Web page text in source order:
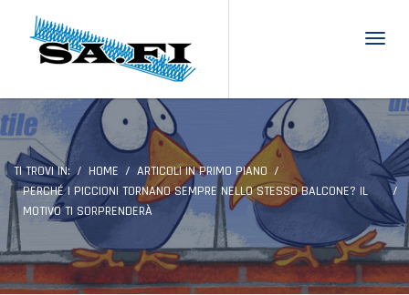
TI TROVI IN: HOME
ARTICOLI IN PRIMO PIANO
PERCHÉ I PICCIONI TORNANO SEMPRE NELLO STESSO BALCONE? IL
MOTIVO TI SORPRENDERÀ